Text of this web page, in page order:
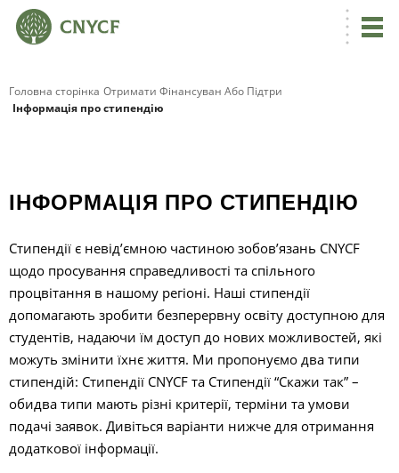
Головна сторінка Отримати Фінансуван Або Підтри
Інформація про стипендію
ІНФОРМАЦІЯ ПРО СТИПЕНДІЮ
Стипендії є невід’ємною частиною зобов’язань CNYCF
щодо просування справедливості та спільного
процвітання в нашому регіоні. Наші стипендії
допомагають зробити безперервну освіту доступною для
студентів, надаючи їм доступ до нових можливостей, які
можуть змінити їхнє життя. Ми пропонуємо два типи
стипендій: Стипендії CNYCF та Стипендії “Скажи так” –
обидва типи мають різні критерії, терміни та умови
подачі заявок. Дивіться варіанти нижче для отримання
додаткової інформації.